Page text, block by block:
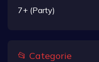
7+ (Party)
📂 Categorie